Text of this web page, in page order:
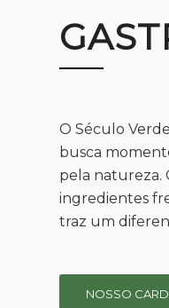
O Século
busca
pela natureza.
ingredientes
traz um
NOSSO